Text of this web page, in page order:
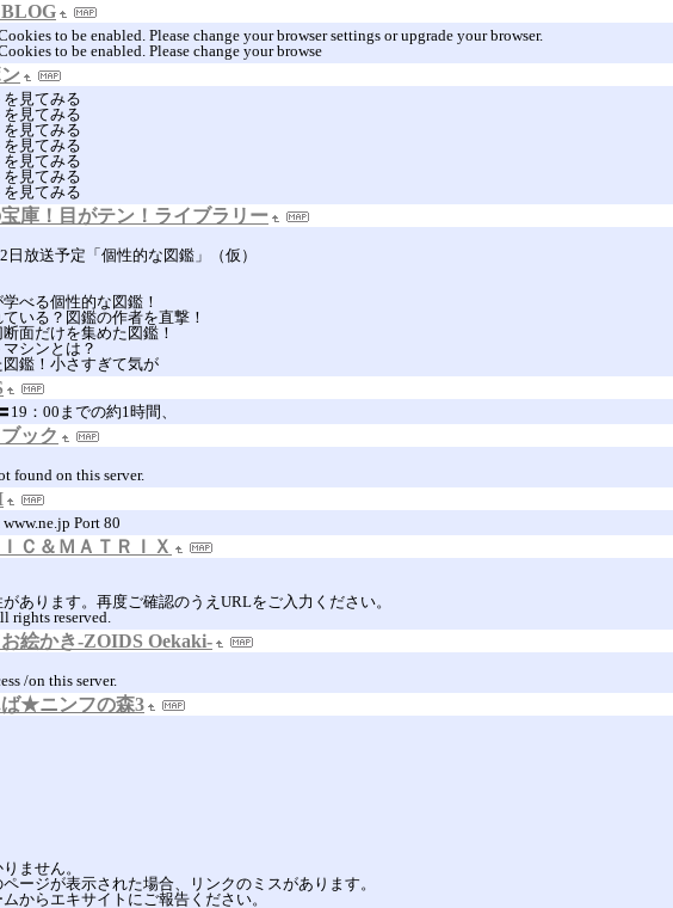
to be enabled. Please change your browser settings or upgrade your browser.
to be enabled. Please change your browse
見てみる
見てみる
見てみる
見てみる
見てみる
見てみる
見てみる
庫！目がテン！ライブラリー
放送予定「個性的な図鑑」（仮）
べる個性的な図鑑！
いる？図鑑の作者を直撃！
面だけを集めた図鑑！
シンとは？
鑑！小さすぎて気が
：00までの約1時間、
ック
found on this server.
Port 80
Ｃ＆ＭＡＴＲＩＸ
あります。再度ご確認のうえURLをご入力ください。
rights reserved.
絵かき-ZOIDS Oekaki-
/on this server.
★ニンフの森3
ません。
ージが表示された場合、リンクのミスがあります。
からエキサイトにご報告ください。